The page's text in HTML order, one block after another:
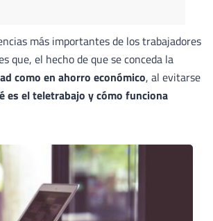
más importantes de los trabajadores
que, el hecho de que se conceda la
como en ahorro económico, al evitarse
es el teletrabajo y cómo funciona